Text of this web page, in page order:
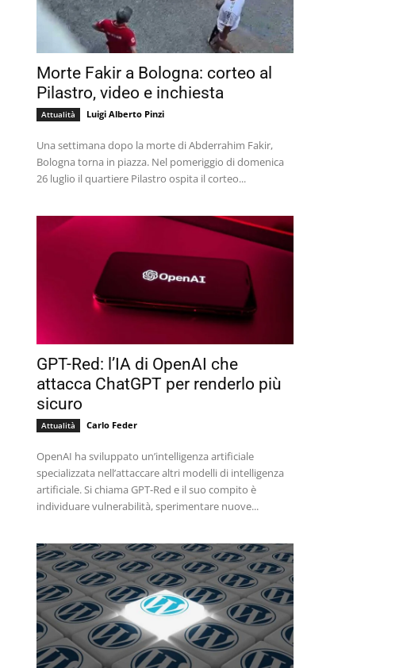
Morte Fakir a Bologna: corteo al
Pilastro, video e inchiesta
Attualità Luigi Alberto Pinzi
Una settimana dopo la morte di Abderrahim Fakir,
Bologna torna in piazza. Nel pomeriggio di domenica
26 luglio il quartiere Pilastro ospita il corteo...
GPT-Red: l’IA di OpenAI che
attacca ChatGPT per renderlo più
sicuro
Attualità Carlo Feder
OpenAI ha sviluppato un’intelligenza artificiale
specializzata nell’attaccare altri modelli di intelligenza
artificiale. Si chiama GPT-Red e il suo compito è
individuare vulnerabilità, sperimentare nuove...